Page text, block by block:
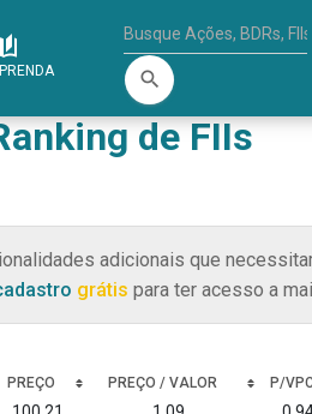
search
de FIIs
adicionais que
grátis para ter acesso a
PREÇO PREÇO / VALOR P/